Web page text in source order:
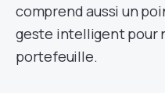
comprend aussi un
geste intelligent pour
portefeuille.